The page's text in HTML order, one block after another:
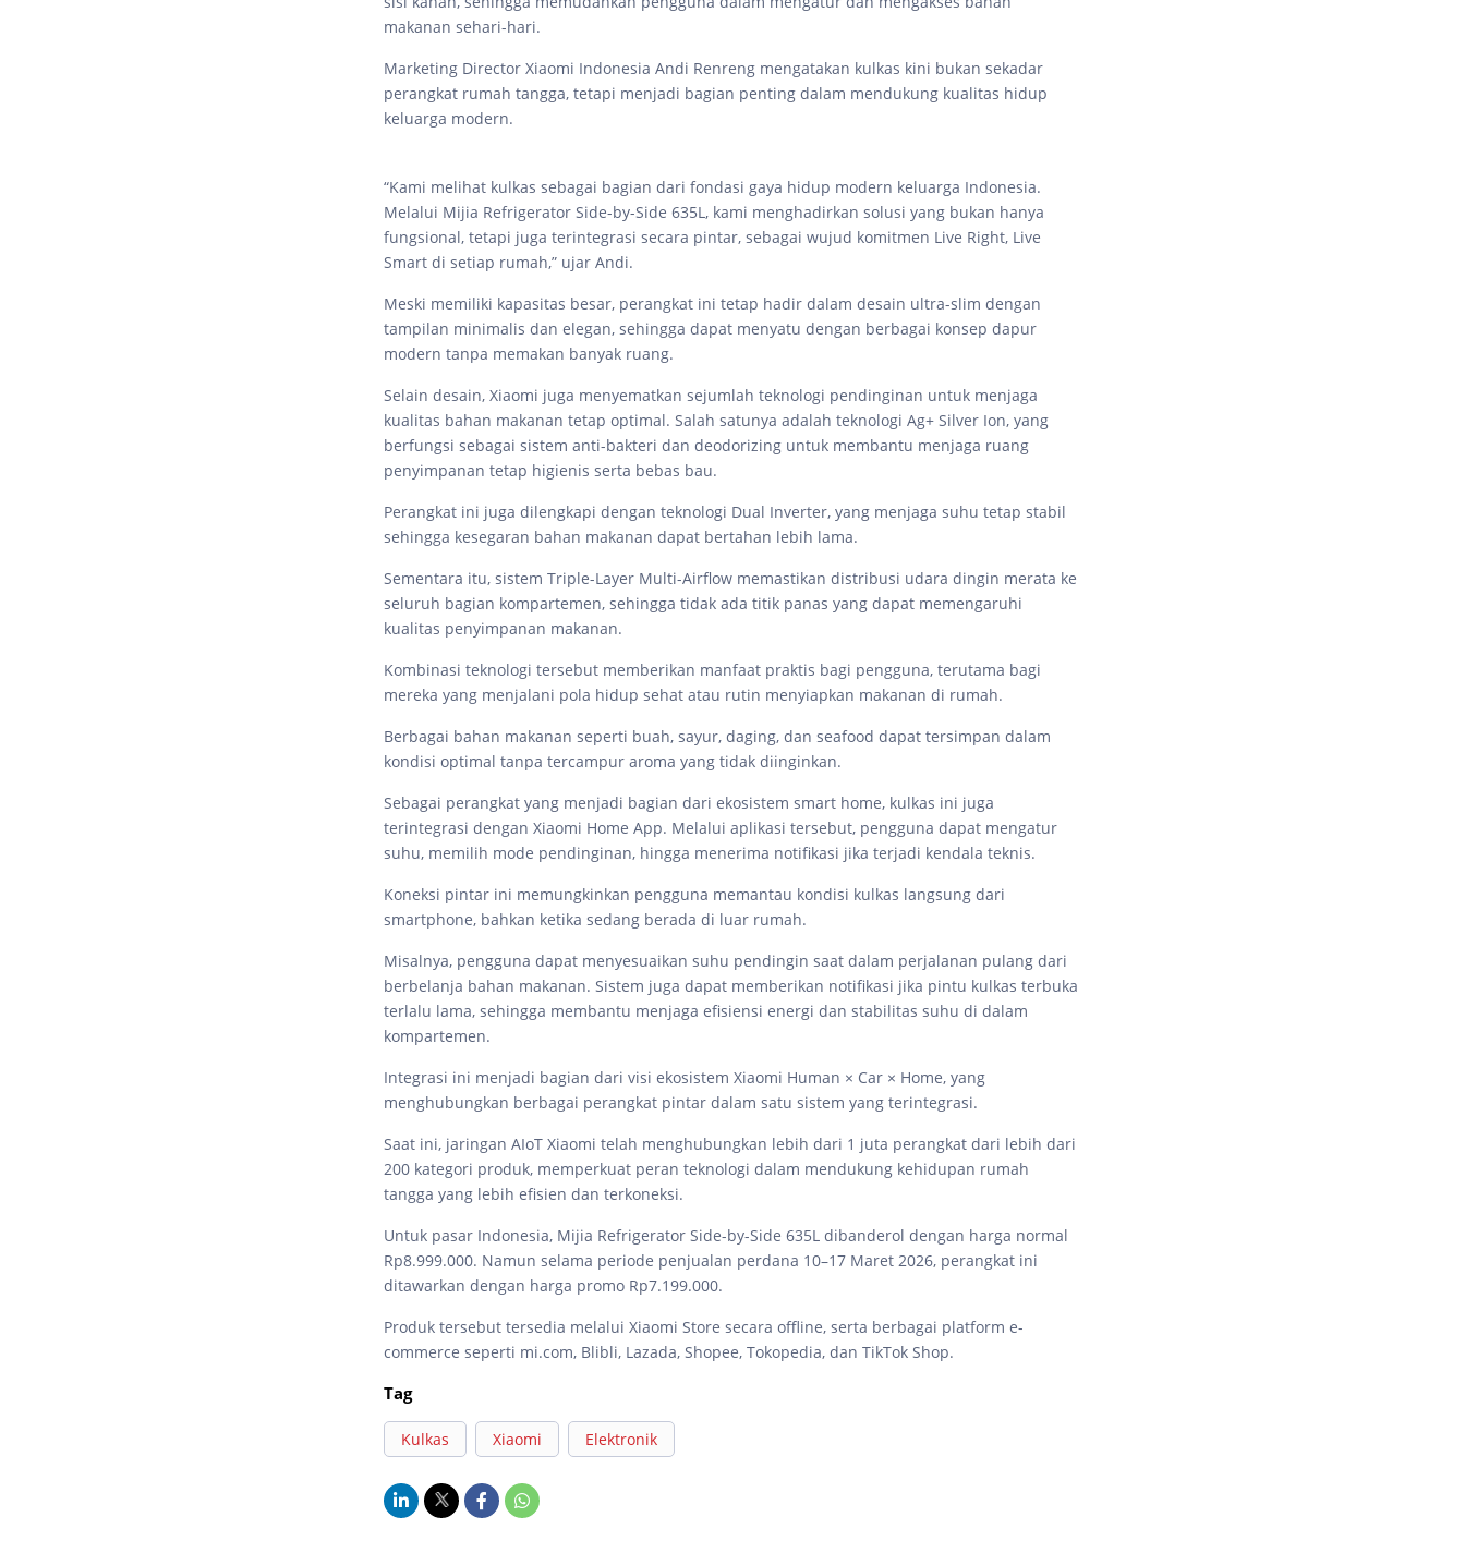
makanan sehari-hari.
Marketing Director Xiaomi Indonesia Andi Renreng mengatakan kulkas kini bukan sekadar
perangkat rumah tangga, tetapi menjadi bagian penting dalam mendukung kualitas hidup
keluarga modern.
“Kami melihat kulkas sebagai bagian dari fondasi gaya hidup modern keluarga Indonesia.
Melalui Mijia Refrigerator Side-by-Side 635L, kami menghadirkan solusi yang bukan hanya
fungsional, tetapi juga terintegrasi secara pintar, sebagai wujud komitmen Live Right, Live
Smart di setiap rumah,” ujar Andi.
Meski memiliki kapasitas besar, perangkat ini tetap hadir dalam desain ultra-slim dengan
tampilan minimalis dan elegan, sehingga dapat menyatu dengan berbagai konsep dapur
modern tanpa memakan banyak ruang.
Selain desain, Xiaomi juga menyematkan sejumlah teknologi pendinginan untuk menjaga
kualitas bahan makanan tetap optimal. Salah satunya adalah teknologi Ag+ Silver Ion, yang
berfungsi sebagai sistem anti-bakteri dan deodorizing untuk membantu menjaga ruang
penyimpanan tetap higienis serta bebas bau.
Perangkat ini juga dilengkapi dengan teknologi Dual Inverter, yang menjaga suhu tetap stabil
sehingga kesegaran bahan makanan dapat bertahan lebih lama.
Sementara itu, sistem Triple-Layer Multi-Airflow memastikan distribusi udara dingin merata ke
seluruh bagian kompartemen, sehingga tidak ada titik panas yang dapat memengaruhi
kualitas penyimpanan makanan.
Kombinasi teknologi tersebut memberikan manfaat praktis bagi pengguna, terutama bagi
mereka yang menjalani pola hidup sehat atau rutin menyiapkan makanan di rumah.
Berbagai bahan makanan seperti buah, sayur, daging, dan seafood dapat tersimpan dalam
kondisi optimal tanpa tercampur aroma yang tidak diinginkan.
Sebagai perangkat yang menjadi bagian dari ekosistem smart home, kulkas ini juga
terintegrasi dengan Xiaomi Home App. Melalui aplikasi tersebut, pengguna dapat mengatur
suhu, memilih mode pendinginan, hingga menerima notifikasi jika terjadi kendala teknis.
Koneksi pintar ini memungkinkan pengguna memantau kondisi kulkas langsung dari
smartphone, bahkan ketika sedang berada di luar rumah.
Misalnya, pengguna dapat menyesuaikan suhu pendingin saat dalam perjalanan pulang dari
berbelanja bahan makanan. Sistem juga dapat memberikan notifikasi jika pintu kulkas terbuka
terlalu lama, sehingga membantu menjaga efisiensi energi dan stabilitas suhu di dalam
kompartemen.
Integrasi ini menjadi bagian dari visi ekosistem Xiaomi Human × Car × Home, yang
menghubungkan berbagai perangkat pintar dalam satu sistem yang terintegrasi.
Saat ini, jaringan AIoT Xiaomi telah menghubungkan lebih dari 1 juta perangkat dari lebih dari
200 kategori produk, memperkuat peran teknologi dalam mendukung kehidupan rumah
tangga yang lebih efisien dan terkoneksi.
Untuk pasar Indonesia, Mijia Refrigerator Side-by-Side 635L dibanderol dengan harga normal
Rp8.999.000. Namun selama periode penjualan perdana 10–17 Maret 2026, perangkat ini
ditawarkan dengan harga promo Rp7.199.000.
Produk tersebut tersedia melalui Xiaomi Store secara offline, serta berbagai platform e-
commerce seperti mi.com, Blibli, Lazada, Shopee, Tokopedia, dan TikTok Shop.
Tag
Kulkas Xiaomi Elektronik